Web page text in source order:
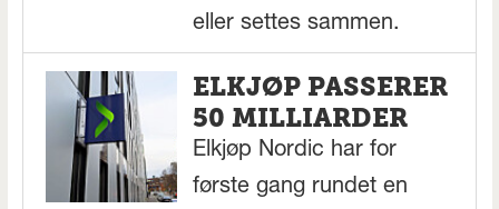
eller settes sammen.
ELKJØP PASSERER
50 MILLIARDER
Elkjøp Nordic har for
første gang rundet en